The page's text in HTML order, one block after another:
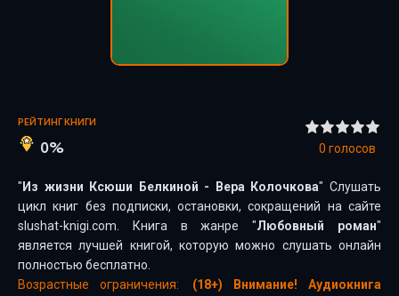
РЕЙТИНГ КНИГИ
0% 0 голосов
" Из жизни Ксюши Белкиной - Вера Колочкова" Слушать
цикл книг без подписки, остановки, сокращений на сайте
slushat-knigi.com. Книга в жанре "Любовный роман"
является лучшей книгой, которую можно слушать онлайн
полностью бесплатно.
Возрастные ограничения:
(18+) Внимание! Аудиокнига